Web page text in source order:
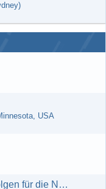
USA
Erneuerbare Energien und dessen Folgen für die Natur